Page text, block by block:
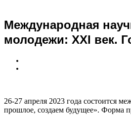
Международная
молодежи: XXI век.
26-27 апреля 2023 года состоится
прошлое, создаем будущее». Форма